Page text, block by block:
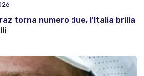
torna numero due, l'Italia brilla